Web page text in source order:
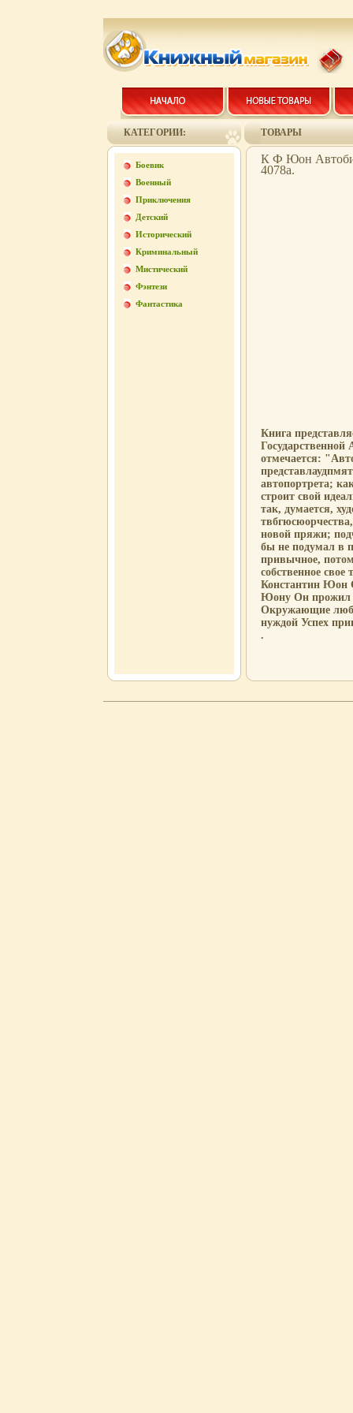
КАТЕГОРИИ:
Боевик
Военный
Приключения
Детский
Исторический
Криминальный
Мистический
Фэнтези
Фантастика
ТОВАРЫ
К Ф Юон
4078a.
Книга
отмечается:
автопортрета;
строит свой
так, думается,
новой пряжи;
бы не подумал в
привычное,
собственное
Константин Юон
Юону Он прожил
Окружающие
нуждой Успех
.